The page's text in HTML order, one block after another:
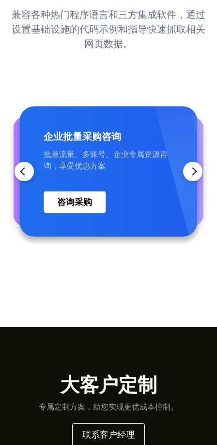
兼容各种热门程序语言和三方集成软件，通过
设置基础设施的代码示例和指导快速抓取相关
网页数据。
帮助中心
覆盖常见问题、完整操作教程，行业
资讯，可自主查阅
查找答案
7×24 在线技术支持
中文客服全天在岗，节点、网络、配
置问题快速答疑处理
在线提问
企业批量采购咨询
批量流量、多账号、企业专属资源咨
询，享受优惠方案
咨询采购
大客户定制
专属定制方案，助您实现更优成本控制。
联系客户经理